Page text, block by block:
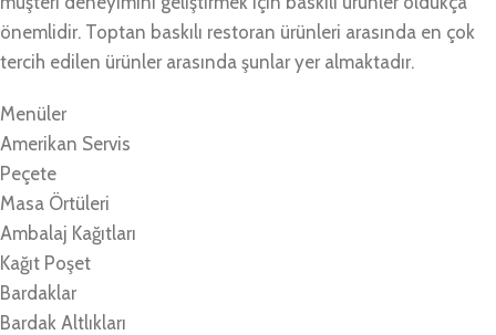
önemlidir. Toptan baskılı restoran ürünleri arasında en çok
tercih edilen ürünler arasında şunlar yer almaktadır.
Menüler
Amerikan Servis
Peçete
Masa Örtüleri
Ambalaj Kağıtları
Kağıt Poşet
Bardaklar
Bardak Altlıkları